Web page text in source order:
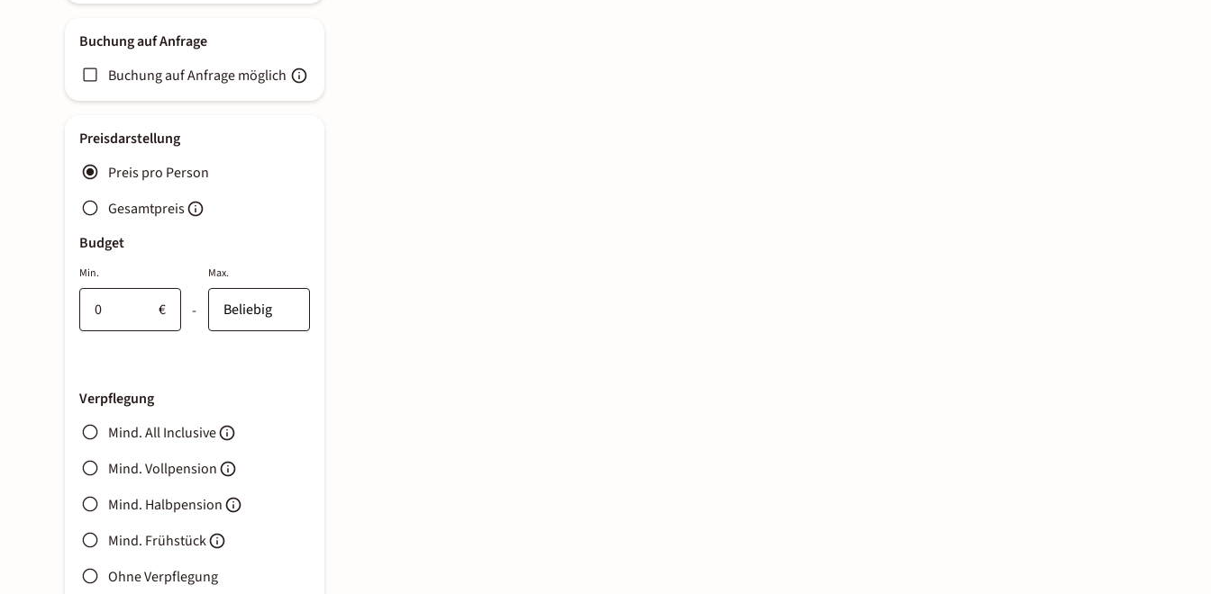
Buchung auf Anfrage
Buchung auf Anfrage möglich
Preisdarstellung
Preis pro Person
Gesamtpreis
Budget
Min.
€ -
Max.
Verpflegung
Mind. All Inclusive
Mind. Vollpension
Mind. Halbpension
Mind. Frühstück
Ohne Verpflegung